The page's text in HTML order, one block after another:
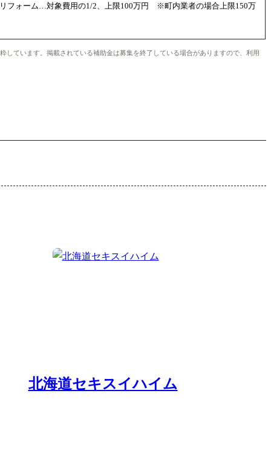
フォーム…対象費用の1/2、上限100万円 ※町内業者の場合上限150万
しています。掲載されている補助金は募集を終了している場合がありますので、利用
北海道セキスイハイム